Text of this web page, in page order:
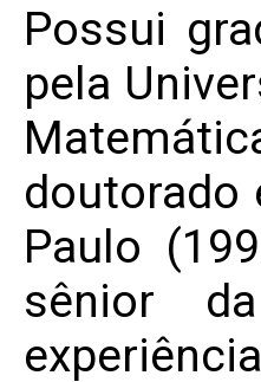
Possui
pela
doutorado
Paulo
sênior